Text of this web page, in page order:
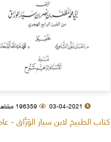
03-04-2021 196359 مشاهدة
كتاب الطبيخ لابن سيار الوَرَّاق - عام 940م